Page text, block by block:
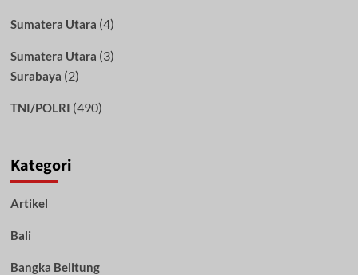
Sumatera Utara (4)
Sumatera Utara (3)
Surabaya (2)
TNI/POLRI (490)
Kategori
Artikel
Bali
Bangka Belitung